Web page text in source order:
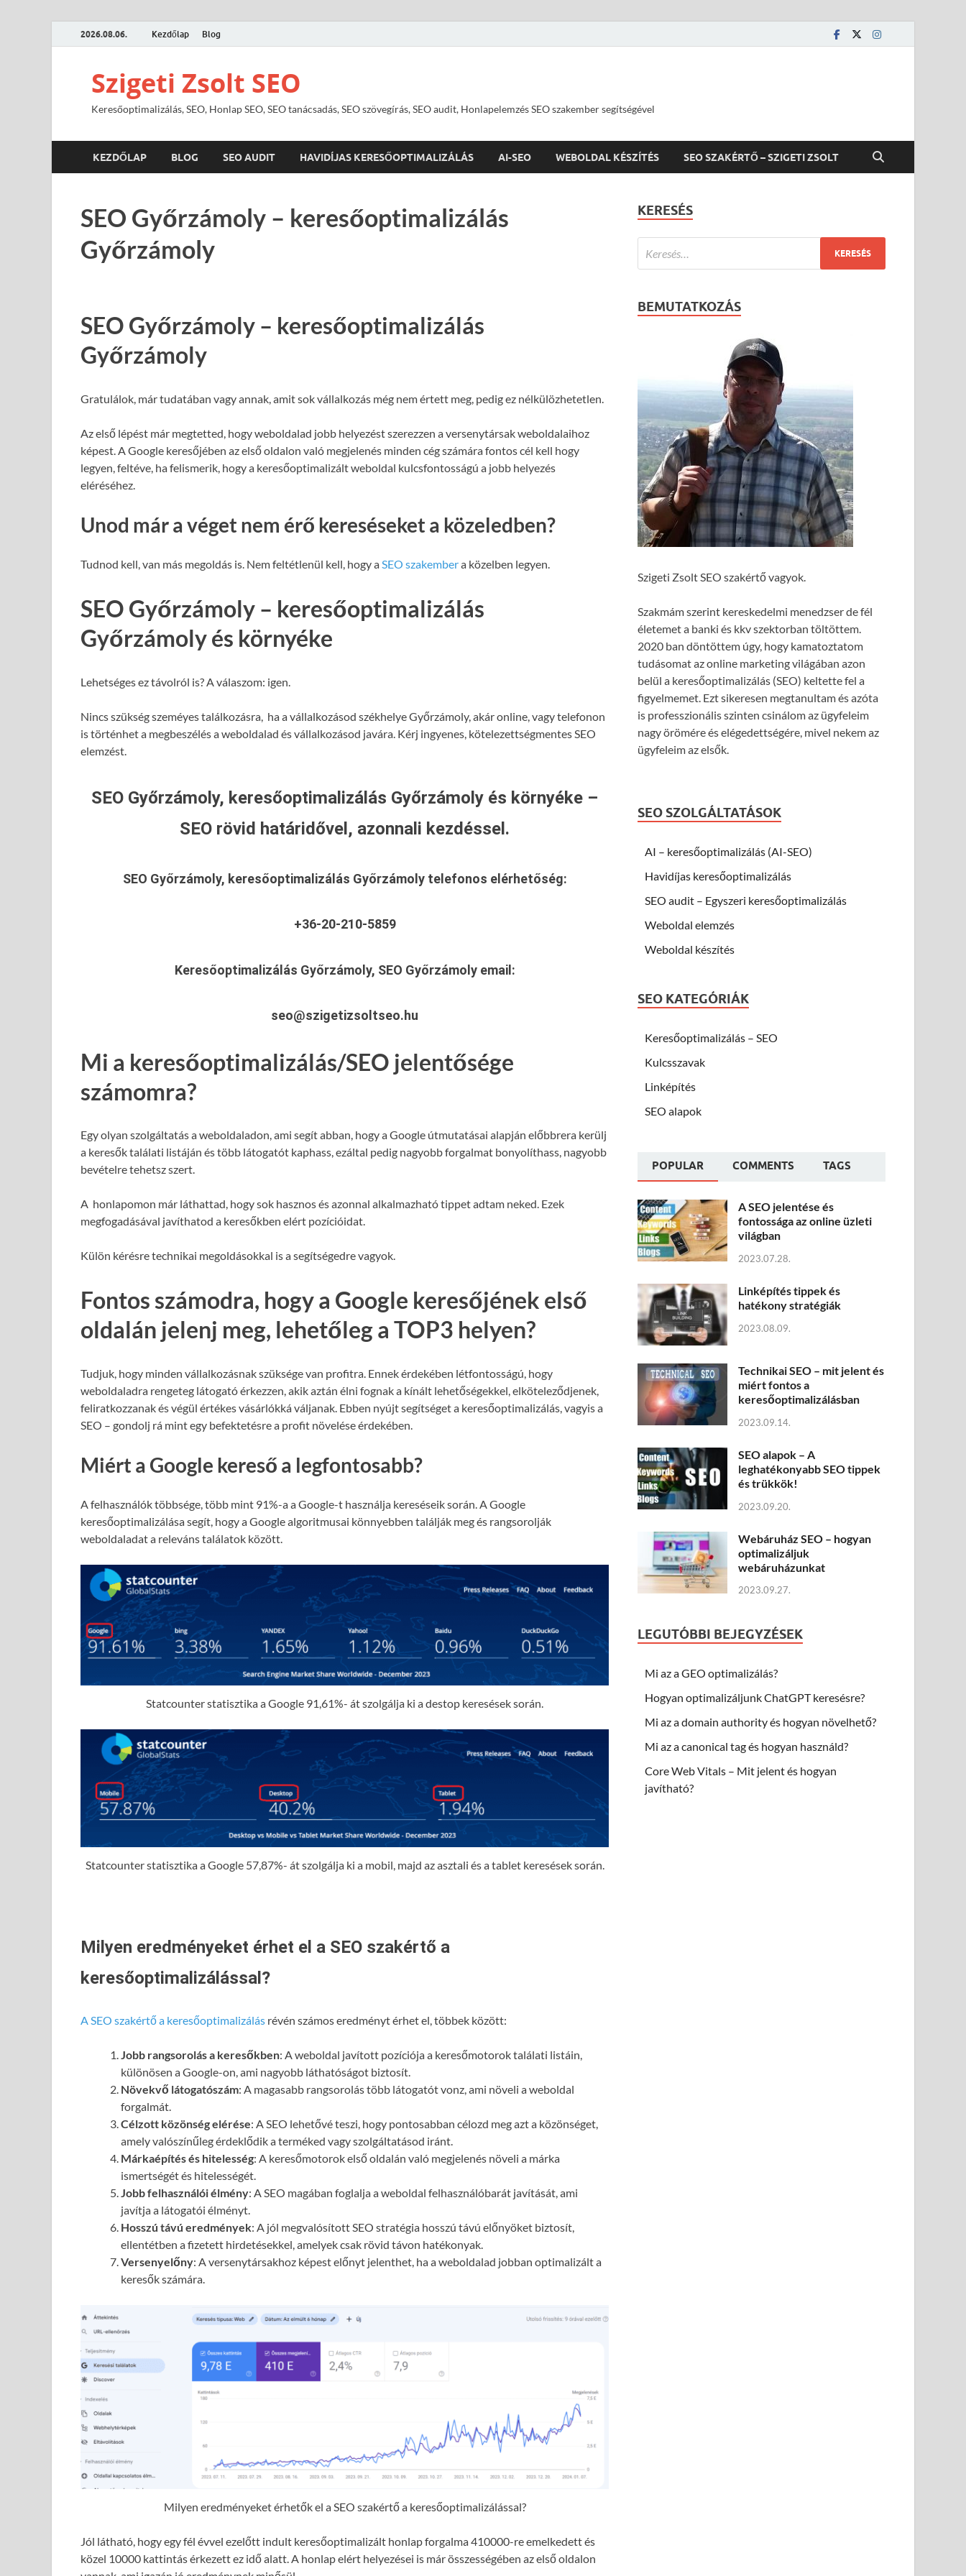
2026.08.06. Kezdőlap Blog
Szigeti Zsolt SEO
Keresőoptimalizálás, SEO, Honlap SEO, SEO tanácsadás, SEO szövegírás, SEO audit, Honlapelemzés SEO szakember segítségével
KEZDŐLAP BLOG SEO AUDIT HAVIDÍJAS KERESŐOPTIMALIZÁLÁS AI-SEO WEBOLDAL KÉSZÍTÉS SEO SZAKÉRTŐ – SZIGETI ZSOLT
SEO Győrzámoly – keresőoptimalizálás
Győrzámoly
SEO Győrzámoly – keresőoptimalizálás
Győrzámoly
Gratulálok, már tudatában vagy annak, amit sok vállalkozás még nem értett meg, pedig ez nélkülözhetetlen.
Az első lépést már megtetted, hogy weboldalad jobb helyezést szerezzen a versenytársak weboldalaihoz
képest. A Google keresőjében az első oldalon való megjelenés minden cég számára fontos cél kell hogy
legyen, feltéve, ha felismerik, hogy a keresőoptimalizált weboldal kulcsfontosságú a jobb helyezés
eléréséhez.
Unod már a véget nem érő kereséseket a közeledben?
Tudnod kell, van más megoldás is. Nem feltétlenül kell, hogy aSEO szakembera közelben legyen.
SEO Győrzámoly – keresőoptimalizálás
Győrzámoly és környéke
Lehetséges ez távolról is? A válaszom: igen.
Nincs szükség szeméyes találkozásra, ha a vállalkozásod székhelye Győrzámoly, akár online, vagy telefonon
is történhet a megbeszélés a weboldalad és vállalkozásod javára. Kérj ingyenes, kötelezettségmentes SEO
elemzést.
SEO Győrzámoly, keresőoptimalizálás Győrzámoly és környéke –
SEO rövid határidővel, azonnali kezdéssel.
SEO Győrzámoly, keresőoptimalizálás Győrzámoly telefonos elérhetőség:
+36-20-210-5859
Keresőoptimalizálás Győrzámoly, SEO Győrzámoly email:
seo@szigetizsoltseo.hu
Mi a keresőoptimalizálás/SEO jelentősége
számomra?
Egy olyan szolgáltatás a weboldaladon, ami segít abban, hogy a Google útmutatásai alapján előbbrera kerülj
a keresők találati listáján és több látogatót kaphass, ezáltal pedig nagyobb forgalmat bonyolíthass, nagyobb
bevételre tehetsz szert.
A honlapomon már láthattad, hogy sok hasznos és azonnal alkalmazható tippet adtam neked. Ezek
megfogadásával javíthatod a keresőkben elért pozícióidat.
Külön kérésre technikai megoldásokkal is a segítségedre vagyok.
Fontos számodra, hogy a Google keresőjének első
oldalán jelenj meg, lehetőleg a TOP3 helyen?
Tudjuk, hogy minden vállalkozásnak szüksége van profitra. Ennek érdekében létfontosságú, hogy
weboldaladra rengeteg látogató érkezzen, akik aztán élni fognak a kínált lehetőségekkel, elköteleződjenek,
feliratkozzanak és végül értékes vásárlókká váljanak. Ebben nyújt segítséget a keresőoptimalizálás, vagyis a
SEO – gondolj rá mint egy befektetésre a profit növelése érdekében.
Miért a Google kereső a legfontosabb?
A felhasználók többsége, több mint 91%-a a Google-t használja kereséseik során. A Google
keresőoptimalizálása segít, hogy a Google algoritmusai könnyebben találják meg és rangsorolják
weboldaladat a releváns találatok között.
Statcounter statisztika a Google 91,61%- át szolgálja ki a destop keresések során.
Statcounter statisztika a Google 57,87%- át szolgálja ki a mobil, majd az asztali és a tablet keresések során.
Milyen eredményeket érhet el a SEO szakértő a
keresőoptimalizálással?
A SEO szakértő a keresőoptimalizálás révén számos eredményt érhet el, többek között:
Jobb rangsorolás a keresőkben: A weboldal javított pozíciója a keresőmotorok találati listáin,
különösen a Google-on, ami nagyobb láthatóságot biztosít.
Növekvő látogatószám: A magasabb rangsorolás több látogatót vonz, ami növeli a weboldal
forgalmát.
Célzott közönség elérése: A SEO lehetővé teszi, hogy pontosabban célozd meg azt a közönséget,
amely valószínűleg érdeklődik a terméked vagy szolgáltatásod iránt.
Márkaépítés és hitelesség: A keresőmotorok első oldalán való megjelenés növeli a márka
ismertségét és hitelességét.
Jobb felhasználói élmény: A SEO magában foglalja a weboldal felhasználóbarát javítását, ami
javítja a látogatói élményt.
Hosszú távú eredmények: A jól megvalósított SEO stratégia hosszú távú előnyöket biztosít,
ellentétben a fizetett hirdetésekkel, amelyek csak rövid távon hatékonyak.
Versenyelőny: A versenytársakhoz képest előnyt jelenthet, ha a weboldalad jobban optimalizált a
keresők számára.
Milyen eredményeket érhetők el a SEO szakértő a keresőoptimalizálással?
Jól látható, hogy egy fél évvel ezelőtt indult keresőoptimalizált honlap forgalma 410000-re emelkedett és
közel 10000 kattintás érkezett ez idő alatt. A honlap elért helyezései is már összességében az első oldalon
KERESÉS
BEMUTATKOZÁS
Szigeti Zsolt SEO szakértő vagyok.
Szakmám szerint kereskedelmi menedzser de fél
életemet a banki és kkv szektorban töltöttem.
2020 ban döntöttem úgy, hogy kamatoztatom
tudásomat az online marketing világában azon
belül a keresőoptimalizálás (SEO) keltette fel a
figyelmemet. Ezt sikeresen megtanultam és azóta
is professzionális szinten csinálom az ügyfeleim
nagy örömére és elégedettségére, mivel nekem az
ügyfeleim az elsők.
SEO SZOLGÁLTATÁSOK
AI – keresőoptimalizálás (AI-SEO)
Havidíjas keresőoptimalizálás
SEO audit – Egyszeri keresőoptimalizálás
Weboldal elemzés
Weboldal készítés
SEO KATEGÓRIÁK
Keresőoptimalizálás – SEO
Kulcsszavak
Linképítés
SEO alapok
POPULAR COMMENTS TAGS
A SEO jelentése és
fontossága az online üzleti
világban
2023.07.28.
Linképítés tippek és
hatékony stratégiák
2023.08.09.
Technikai SEO – mit jelent és
miért fontos a
keresőoptimalizálásban
2023.09.14.
SEO alapok – A
leghatékonyabb SEO tippek
és trükkök!
2023.09.20.
Webáruház SEO – hogyan
optimalizáljuk
webáruházunkat
2023.09.27.
LEGUTÓBBI BEJEGYZÉSEK
Mi az a GEO optimalizálás?
Hogyan optimalizáljunk ChatGPT keresésre?
Mi az a domain authority és hogyan növelhető?
Mi az a canonical tag és hogyan használd?
Core Web Vitals – Mit jelent és hogyan
javítható?